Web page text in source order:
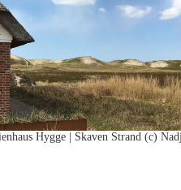
Hygge | Skaven Strand (c)